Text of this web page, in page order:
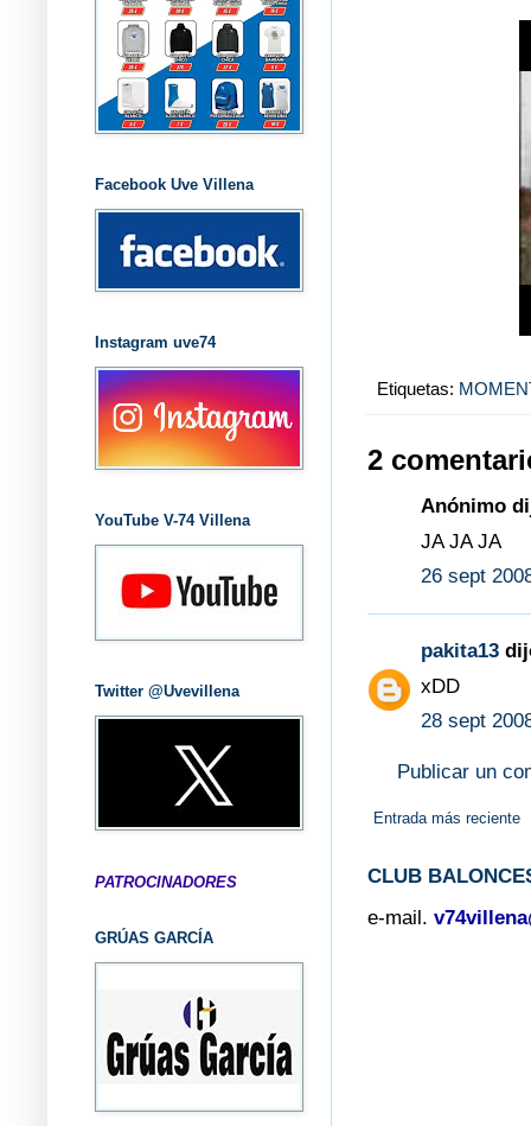
Etiquetas:
2
Anónimo
JA JA JA
26 sept
pakita13
xDD
28 sept
Publicar un
Entrada más reciente
CLUB
e-mail.
Facebook Uve Villena
Instagram uve74
YouTube V-74 Villena
Twitter @Uvevillena
PATROCINADORES
GRÚAS GARCÍA